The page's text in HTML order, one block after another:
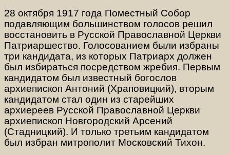
28 октября 1917 года Поместный Собор
подавляющим большинством голосов решил
восстановить в Русской Православной Церкви
Патриаршество. Голосованием были избраны
три кандидата, из которых Патриарх должен
был избираться посредством жребия. Первым
кандидатом был известный богослов
архиепископ Антоний (Храповицкий), вторым
кандидатом стал один из старейших
архиереев Русской Православной Церкви
архиепископ Новгородский Арсений
(Стадницкий). И только третьим кандидатом
был избран митрополит Московский Тихон.